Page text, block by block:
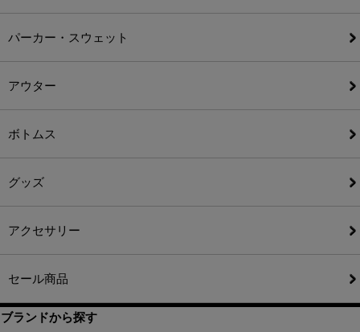
パーカー・スウェット
アウター
ボトムス
グッズ
アクセサリー
セール商品
ブランドから探す